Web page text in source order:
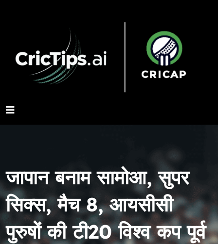
जापान बनाम सामोआ, सुपर
सिक्स, मैच 8, आयसीसी
पुरुषों की टी20 विश्व कप पूर्व